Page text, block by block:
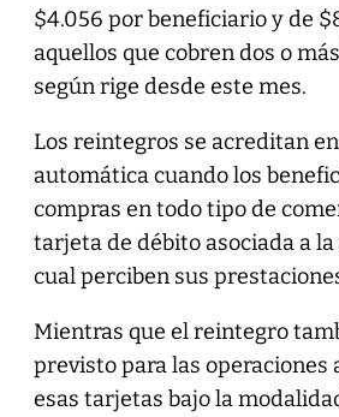
$4.056 por beneficiario y de
aquellos que cobren dos o
según rige desde este mes.
Los reintegros se acreditan
automática cuando los
compras en todo tipo de
tarjeta de débito asociada a
cual perciben sus
Mientras que el reintegro
previsto para las operaciones
esas tarjetas bajo la